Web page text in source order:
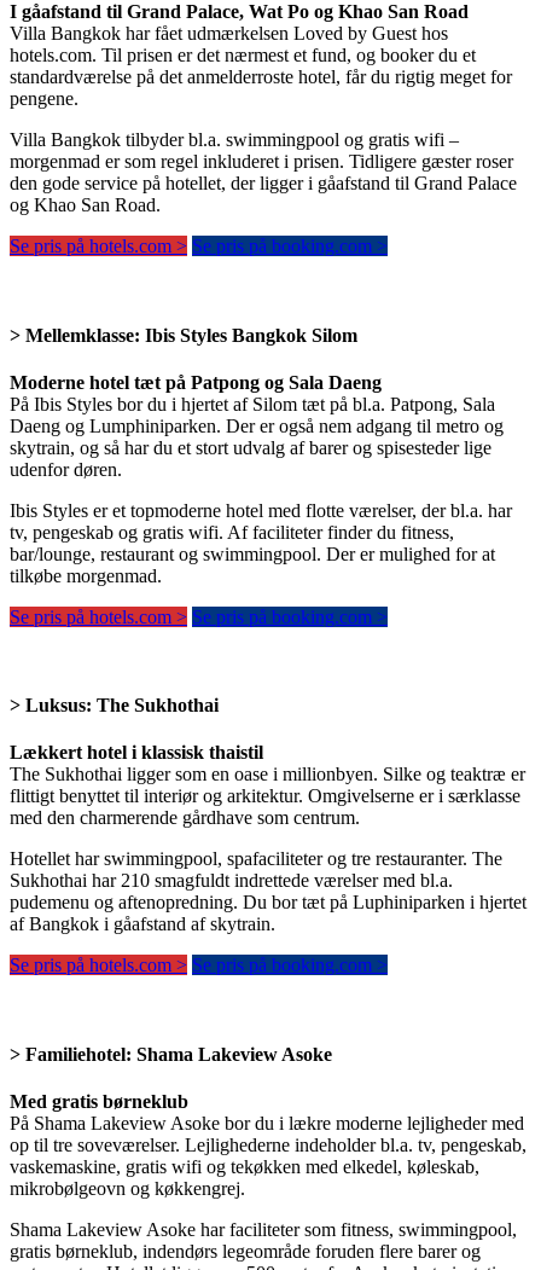
I gåafstand til Grand Palace, Wat Po og Khao San Road
Villa Bangkok har fået udmærkelsen Loved by Guest hos
hotels.com. Til prisen er det nærmest et fund, og booker du et
standardværelse på det anmelderroste hotel, får du rigtig meget for
pengene.
Villa Bangkok tilbyder bl.a. swimmingpool og gratis wifi –
morgenmad er som regel inkluderet i prisen. Tidligere gæster roser
den gode service på hotellet, der ligger i gåafstand til Grand Palace
og Khao San Road.
Se pris på hotels.com > Se pris på booking.com >
> Mellemklasse: Ibis Styles Bangkok Silom
Moderne hotel tæt på Patpong og Sala Daeng
På Ibis Styles bor du i hjertet af Silom tæt på bl.a. Patpong, Sala
Daeng og Lumphiniparken. Der er også nem adgang til metro og
skytrain, og så har du et stort udvalg af barer og spisesteder lige
udenfor døren.
Ibis Styles er et topmoderne hotel med flotte værelser, der bl.a. har
tv, pengeskab og gratis wifi. Af faciliteter finder du fitness,
bar/lounge, restaurant og swimmingpool. Der er mulighed for at
tilkøbe morgenmad.
Se pris på hotels.com > Se pris på booking.com >
> Luksus: The Sukhothai
Lækkert hotel i klassisk thaistil
The Sukhothai ligger som en oase i millionbyen. Silke og teaktræ er
flittigt benyttet til interiør og arkitektur. Omgivelserne er i særklasse
med den charmerende gårdhave som centrum.
Hotellet har swimmingpool, spafaciliteter og tre restauranter. The
Sukhothai har 210 smagfuldt indrettede værelser med bl.a.
pudemenu og aftenopredning. Du bor tæt på Luphiniparken i hjertet
af Bangkok i gåafstand af skytrain.
Se pris på hotels.com > Se pris på booking.com >
> Familiehotel: Shama Lakeview Asoke
Med gratis børneklub
På Shama Lakeview Asoke bor du i lækre moderne lejligheder med
op til tre soveværelser. Lejlighederne indeholder bl.a. tv, pengeskab,
vaskemaskine, gratis wifi og tekøkken med elkedel, køleskab,
mikrobølgeovn og køkkengrej.
Shama Lakeview Asoke har faciliteter som fitness, swimmingpool,
gratis børneklub, indendørs legeområde foruden flere barer og